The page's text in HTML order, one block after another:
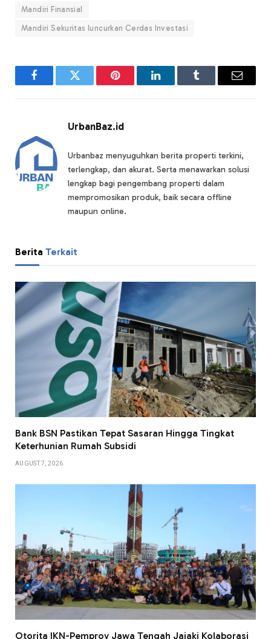
Mandiri Finansial
Mandiri Sekuritas luncurkan Cerdas Investasi
FacebookTwitter Pinterest LinkedInTumblr Email
UrbanBaz.id
Urbanbaz menyuguhkan berita properti terkini,
terlengkap, dan akurat. Serta menawarkan solusi
lengkap bagi pengembang properti dalam
mempromosikan produk, baik secara offline
maupun online.
Berita Terkait
Bank BSN Pastikan Tepat Sasaran Hingga Tingkat
Keterhunian Rumah Subsidi
AUGUST 7, 2026
Otorita IKN-Pemprov Jawa Tengah Jajaki Kolaborasi